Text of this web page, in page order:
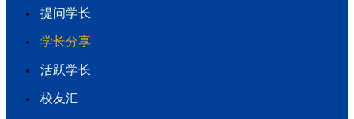
提问学长
学长分享
活跃学长
校友汇